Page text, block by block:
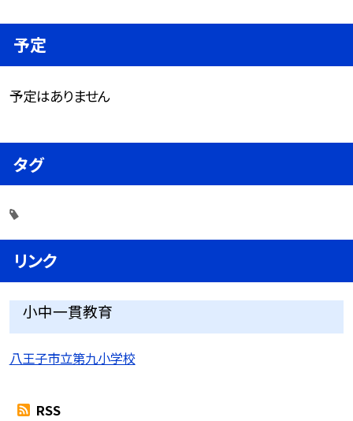
予定
予定はありません
タグ
リンク
小中一貫教育
八王子市立第九小学校
RSS